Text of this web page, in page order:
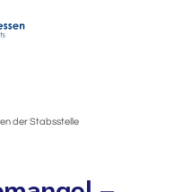
der Stabsstelle